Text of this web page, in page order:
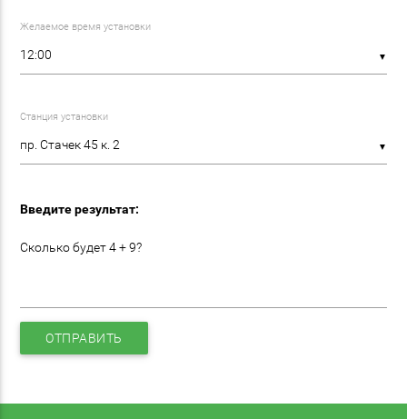
Желаемое время установки
▼
Станция установки
▼
Введите результат:
Сколько будет 4 + 9?
ОТПРАВИТЬ